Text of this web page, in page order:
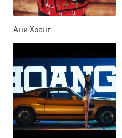
Ани Хоанг